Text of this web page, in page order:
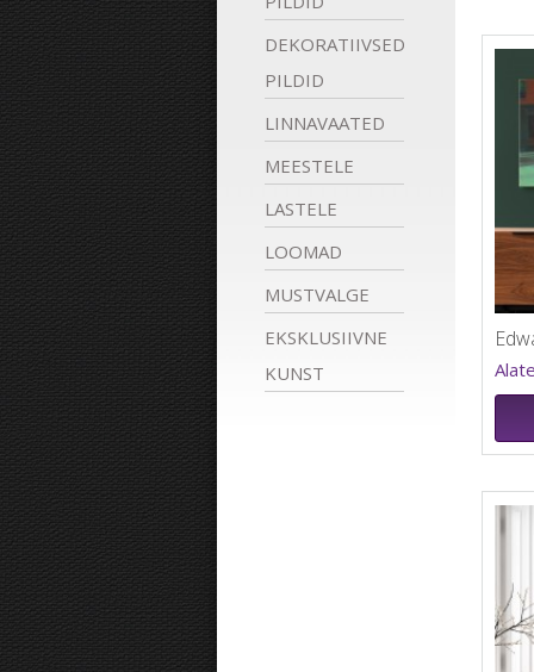
DEKORATIIVSED
PILDID
LINNAVAATED
MEESTELE
LASTELE
LOOMAD
MUSTVALGE
EKSKLUSIIVNE
KUNST